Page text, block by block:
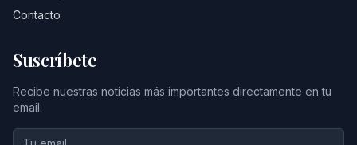
Contacto
Suscríbete
Recibe nuestras noticias más importantes directamente en tu
email.